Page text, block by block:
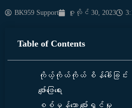
BK959 Support ဇူလိုင် 30, 2023
Table of Contents
ကိုယ့်ကိုယ်ကိုယ် စိန်ခေါ်ခြင်း
ဖျော်ဖြေရေး
စစ်မှန်သော ပျော်ရွှင်မှု